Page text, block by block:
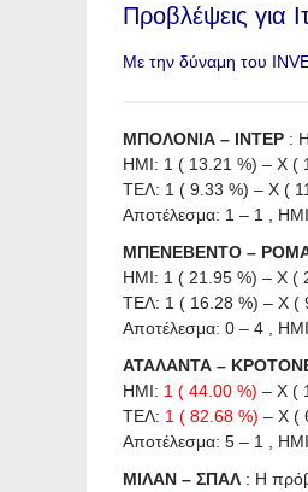
Προβλέψεις για
Με την δύναμη του
ΜΠΟΛΟΝΙΑ – ΙΝΤΕΡ :
ΗΜΙ: 1 ( 13.21 %) – X (
ΤΕΛ: 1 ( 9.33 %) – X (
Αποτέλεσμα: 1 – 1 ,
ΜΠΕΝΕΒΕΝΤΟ –
ΗΜΙ: 1 ( 21.95 %) – X (
ΤΕΛ: 1 ( 16.28 %) – X (
Αποτέλεσμα: 0 – 4 ,
ΑΤΑΛΑΝΤΑ –
ΗΜΙ: 1 ( 44.00 %) – X (
ΤΕΛ: 1 ( 82.68 %) – X (
Αποτέλεσμα: 5 – 1 ,
ΜΙΛΑΝ – ΣΠΑΛ : Η